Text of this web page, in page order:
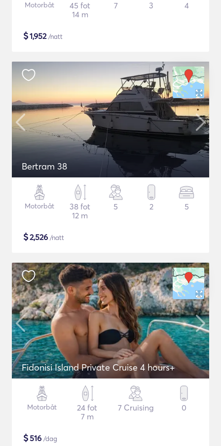
Motorbåt
45 fot
14 m
7 3 4
$1,952/natt
Bertram 38
Motorbåt
38 fot
12 m
5 2 5
$2,526 /natt
Fidonisi Island Private Cruise 4 hours+
Motorbåt
24 fot
7 m
7 Cruising 0
$516 /dag